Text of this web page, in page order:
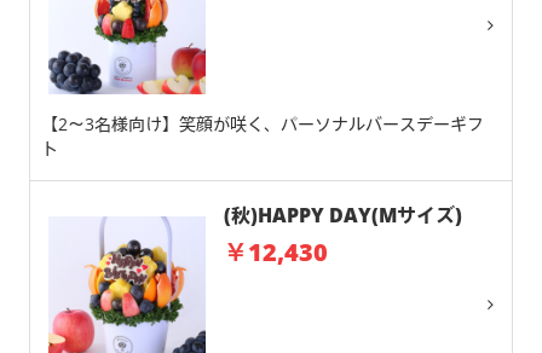
【2～3名様向け】笑顔が咲く、パーソナルバースデーギフ
ト
(秋)HAPPY DAY(Mサイズ)
￥12,430